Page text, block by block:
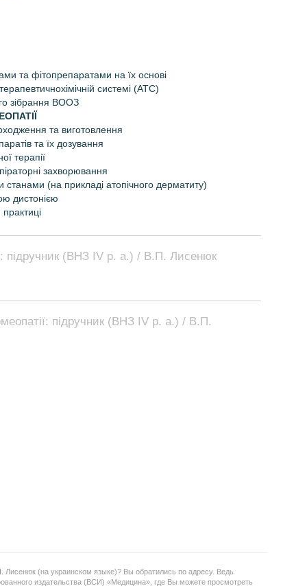
та фітопрепаратами на їх основі
системі (АТС)
зібрання ВООЗ
та виготовлення
та їх дозування
терапії
захворювання
станами (на прикладі атопічного дерматиту)
дистонією
підручник (ВНЗ ІV р. а.) / В.П. Лисенюк
підручник (ВНЗ ІV р. а.) / В.П.
(на украинском языке)? Вы обратились по адресу. Ведь
издательства (ВСИ) «Медицина», где Вы можете просмотреть